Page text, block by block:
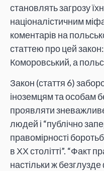
становлять загрозу
націоналістичним
коментарів на
статтею про цей
Коморовський, а
Закон (стаття 6)
іноземцям та особам
проявляти
людей і “публічно
правомірності
в ХХ столітті”. “Факт
настільки ж